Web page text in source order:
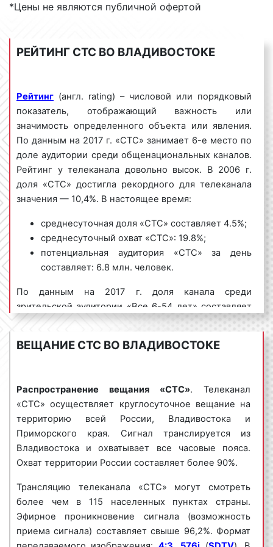
декабре 2009 г. начала вещание международная
«СТС» позиционирует себя как классический
развлекательный телеканал. В эфире много
сериалов, фильмов, передач юмористического
характера, ориентированных на молодежь.
Виды рекламных роликов на «СТС» во
Владивостоке
Выделяют несколько видов рекламных роликов на
телевидении. Так, рекламные ролики бывают:
1) По времени демонстрации:
развернутые (от 30 сек. и более);
2) По содержанию:
заставки-презентации;
информационные ролики;
ролики-презентации;
репортажи;
спонсор-показа.
статичные заставки;
слайд-шоу;
игровые ролики.
*Цены не являются публичной офертой
РЕЙТИНГ СТС ВО ВЛАДИВОСТОКЕ
Рейтинг (англ. rating) – числовой или порядковый
показатель, отображающий важность или
значимость определенного объекта или явления.
По данным на 2017 г. «СТС» занимает 6-е место по
доле аудитории среди общенациональных каналов.
Рейтинг у телеканала довольно высок. В 2006 г.
доля «СТС» достигла рекордного для телеканала
значения — 10,4%. В настоящее время:
среднесуточная доля «СТС» составляет 4.5%;
среднесуточный охват «СТС»: 19.8%;
потенциальная аудитория «СТС» за день
составляет: 6.8 млн. человек.
По данным на 2017 г. доля канала среди
зрительской аудитории «Все 6-54 лет» составляет
11,9%. По данным Affinity index доля канала по
праву может называться лидером российского
Наглядно рейтинги «СТС» можно увидеть на
приведенных графиках.
Интересно!
С середины 2010 г. наблюдалось
резкое падение рейтингов телеканала «СТС»: по
итогам 2012 г. телеканал опустился на 5-е место по
уступив каналу «ТНТ». Спад был связан с
уменьшением числа хитов и запуском некоторых
новых проектов невысокого качества. Падение
рейтингов канала прекратилось только с середины
ВЕЩАНИЕ СТС ВО ВЛАДИВОСТОКЕ
Распространение вещания «СТС». Телеканал
«СТС» осуществляет круглосуточное вещание на
территорию всей России, Владивостока и
Приморского края. Сигнал транслируется из
Владивостока и охватывает все часовые пояса.
Охват территории России составляет более 90%.
Трансляцию телеканала «СТС» могут смотреть
более чем в 115 населенных пунктах страны.
Эфирное проникновение сигнала (возможность
приема сигнала) составляет свыше 96,2%. Формат